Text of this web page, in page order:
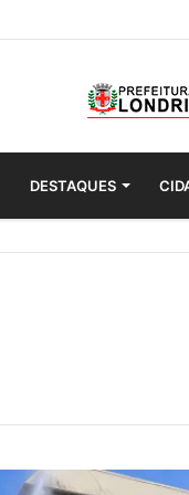
DESTAQUES